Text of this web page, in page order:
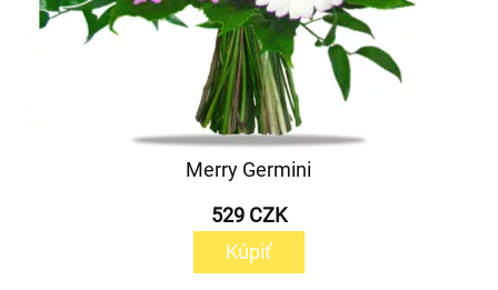
Merry Germini
529 CZK
Kúpiť